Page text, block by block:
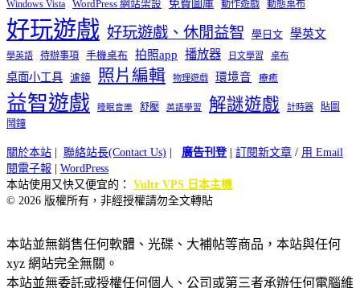
Windows Vista WordPress 網站架設 免費圖庫 動作遊戲 動態桌布
好玩遊戲 好玩遊戲、休閒益智 學日文 學英文
學英語 待辦事項 手機桌布 拍照app 播放器 日文學習 桌布
桌面小工具 濾鏡 照片編輯 物理遊戲 環境音 療癒
益智遊戲 睡眠音樂 舒壓 英語學習 解謎遊戲 計時器
貼圖
鬧鐘
關於本站 | 聯絡站長(Contact Us) | 廣告刊登| 訂閱新文章 / 用 Email
閱電子報 | WordPress
本站使用又快又便宜的： Vultr VPS 日本主機
© 2026 版權所有，非經授權請勿全文轉貼
本站並無銷售任何軟體、光碟、大補帖等商品，本站與任何
xyz 網站完全無關。
本站並無委託或授權任何個人、公司或第三者承辦任何電腦維